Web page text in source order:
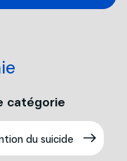
catégorie
du suicide